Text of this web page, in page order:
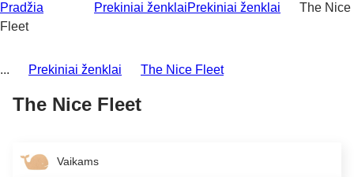
Pradžia Prekiniai ženklaiPrekiniai ženklai
The Nice
Fleet
... Prekiniai ženklai The Nice Fleet
The Nice Fleet
Vaikams